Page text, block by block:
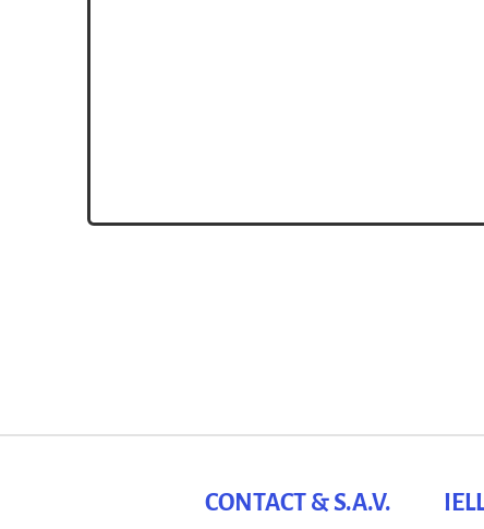
CONTACT & S.A.V.